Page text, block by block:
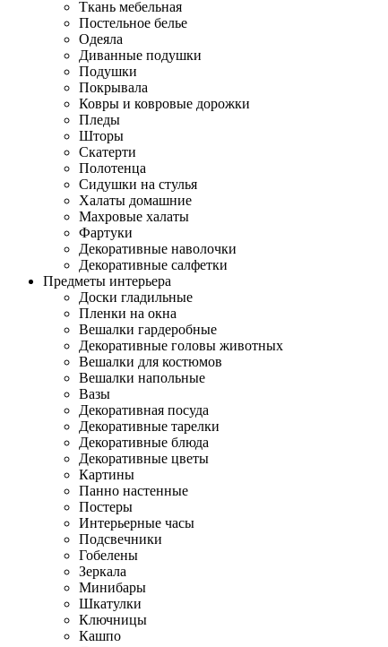
Ткань мебельная
Постельное белье
Одеяла
Диванные подушки
Подушки
Покрывала
Ковры и ковровые дорожки
Пледы
Шторы
Скатерти
Полотенца
Сидушки на стулья
Халаты домашние
Махровые халаты
Фартуки
Декоративные наволочки
Декоративные салфетки
Предметы интерьера
Доски гладильные
Пленки на окна
Вешалки гардеробные
Декоративные головы животных
Вешалки для костюмов
Вешалки напольные
Вазы
Декоративная посуда
Декоративные тарелки
Декоративные блюда
Декоративные цветы
Картины
Панно настенные
Постеры
Интерьерные часы
Подсвечники
Гобелены
Зеркала
Минибары
Шкатулки
Ключницы
Кашпо